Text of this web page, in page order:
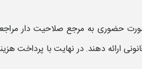
حضوری به مرجع صلاحیت دار
ارائه دهند. در نهایت با پرداخت